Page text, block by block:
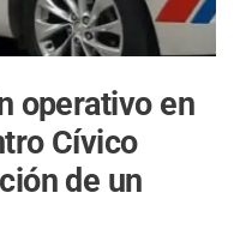
operativo en
Cívico
de un